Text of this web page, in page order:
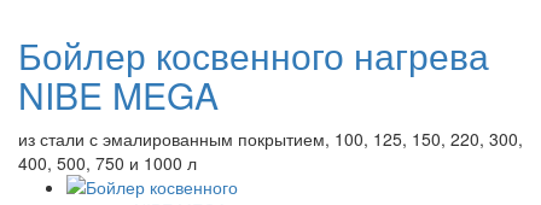
Бойлер косвенного нагрева
NIBE MEGA
из стали с эмалированным покрытием, 100, 125, 150, 220, 300,
400, 500, 750 и 1000 л